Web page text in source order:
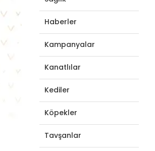
Haberler
Kampanyalar
Kanatlılar
Kediler
Köpekler
Tavşanlar